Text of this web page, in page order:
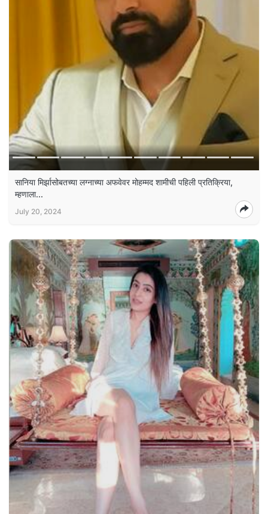
सानिया मिर्झासोबतच्या लग्नाच्या अफवेवर मोहम्मद शामीची पहिली प्रतिक्रिया,
म्हणाला...
July 20, 2024